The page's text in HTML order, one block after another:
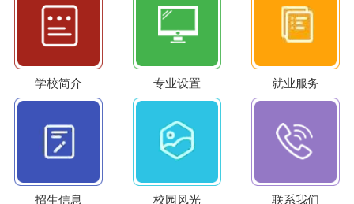
学校简介 专业设置 就业服务
招生信息 校园风光 联系我们